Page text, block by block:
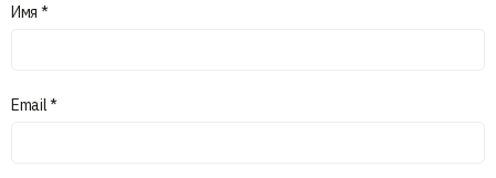
Имя *
Email*